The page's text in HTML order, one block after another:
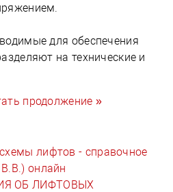
для обеспечения
на технические и
продолжение »
лифтов - справочное
онлайн
ОБ ЛИФТОВЫХ